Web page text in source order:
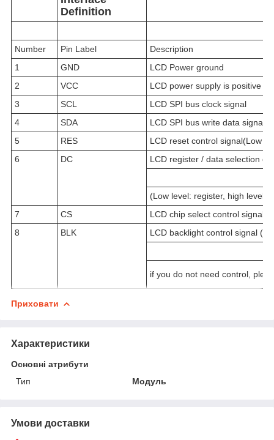
Definition
Number Pin Label
Description
1
GND
LCD Power ground
2
VCC
LCD power supply is positive
3
SCL
LCD SPI bus clock signal
4
SDA
LCD SPI bus write data signal
5
RES
LCD reset control signal(Low
6
DC LCD register / data selection
(Low level: register, high level:
7
CS
LCD chip select control signal
8
BLK LCD backlight control signal
if you do not need control,
Приховати
Характеристики
Основні атрибути
Тип
Модуль
Умови доставки